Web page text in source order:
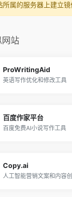
所属的服务器上建立
网站
ProWritingAid
英语写作优化和修改工具
百度作家平台
百度免费AI小说写作工具
Copy.ai
人工智能营销文案和内容